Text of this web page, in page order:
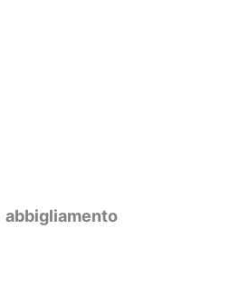
abbigliamento